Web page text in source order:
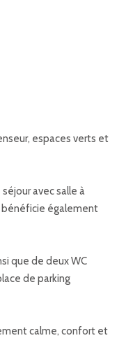
espaces verts et
avec salle à
bénéficie également
que de deux WC
de parking
calme, confort et